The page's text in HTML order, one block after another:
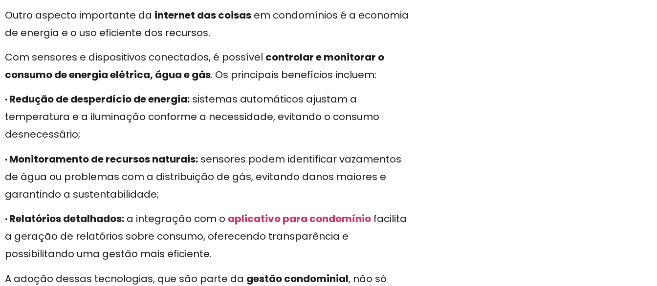
Outro aspecto importante da internet das coisas em condomínios é a economia
de energia e o uso eficiente dos recursos.
Com sensores e dispositivos conectados, é possível controlar e monitorar o
consumo de energia elétrica, água e gás. Os principais benefícios incluem:
· Redução de desperdício de energia: sistemas automáticos ajustam a
temperatura e a iluminação conforme a necessidade, evitando o consumo
desnecessário;
· Monitoramento de recursos naturais: sensores podem identificar vazamentos
de água ou problemas com a distribuição de gás, evitando danos maiores e
garantindo a sustentabilidade;
· Relatórios detalhados: a integração com o aplicativo para condomínio facilita
a geração de relatórios sobre consumo, oferecendo transparência e
possibilitando uma gestão mais eficiente.
A adoção dessas tecnologias, que são parte da gestão condominial, não só